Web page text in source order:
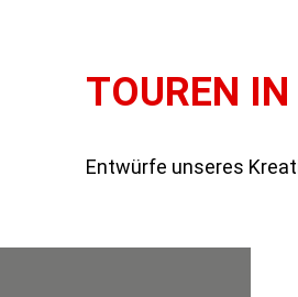
MICROSOFT
TOUREN
Entwürfe unseres